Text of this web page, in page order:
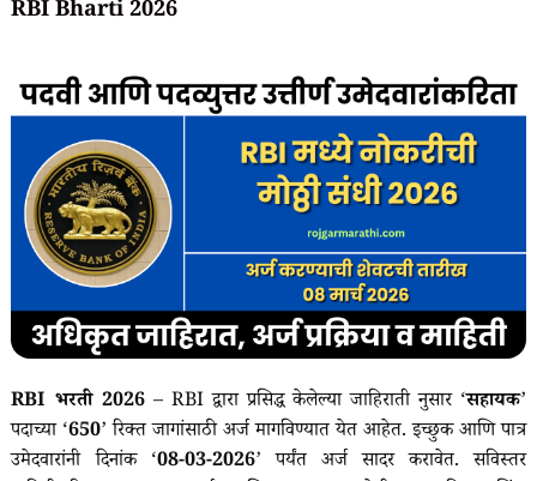
RBI Bharti 2026
RBI भरती 2026– RBI द्वारा प्रसिद्ध केलेल्या जाहिराती नुसार ‘सहायक’
पदाच्या ‘650’ रिक्त जागांसाठी अर्ज मागविण्यात येत आहेत. इच्छुक आणि पात्र
उमेदवारांनी दिनांक ‘08-03-2026’ पर्यंत अर्ज सादर करावेत. सविस्तर